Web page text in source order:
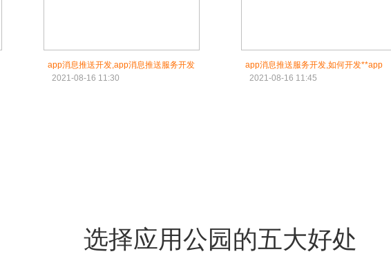
app消息推送开发,app消息推送服务开发
2021-08-16 11:30
app消息推送服务开发,如何开发**app
2021-08-16 11:45
选择应用公园的五大好处